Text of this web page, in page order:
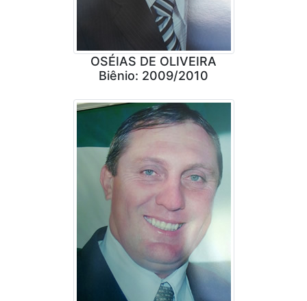
OSÉIAS DE OLIVEIRA
Biênio: 2009/2010